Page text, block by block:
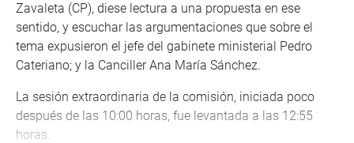
Zavaleta (CP), diese lectura a una propuesta en ese
sentido, y escuchar las argumentaciones que sobre el
tema expusieron el jefe del gabinete ministerial Pedro
Cateriano; y la Canciller Ana María Sánchez.
La sesión extraordinaria de la comisión, iniciada poco
después de las 10:00 horas, fue levantada a las 12:55
horas.